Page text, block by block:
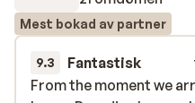
Mest bokad av partner
9.3 Fantastisk
From the moment we
From the moment we